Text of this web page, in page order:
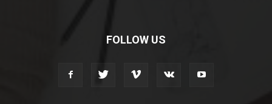
FOLLOW US